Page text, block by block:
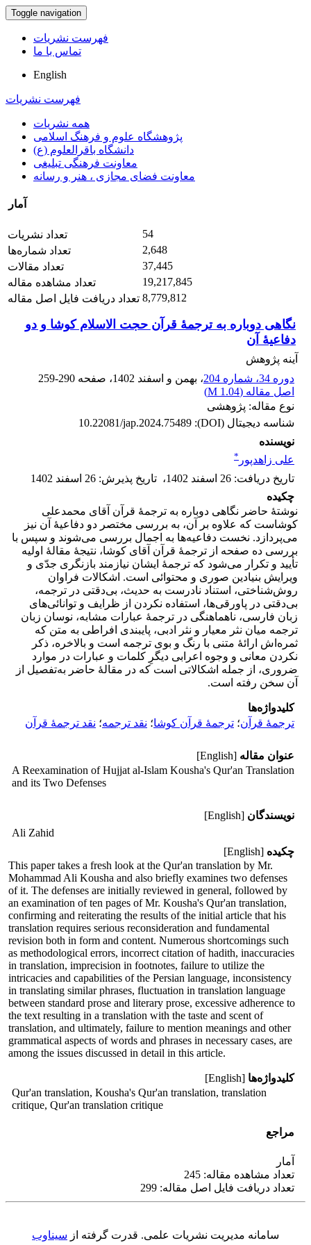
Toggle navigation
فهرست نشریات
تماس با ما
English
فهرست نشریات
همه نشریات
پژوهشگاه علوم و فرهنگ اسلامی
دانشگاه باقرالعلوم (ع)
معاونت فرهنگی تبلیغی
معاونت فضای مجازی ، هنر و رسانه
آمار
تعداد نشریات
54
تعداد شماره‌ها
2,648
تعداد مقالات
37,445
تعداد مشاهده مقاله
19,217,845
تعداد دریافت فایل اصل مقاله 8,779,812
نگاهی دوباره به ترجمۀ قرآن حجت الاسلام کوشا و دو
دفاعیۀ آن
آینه پژوهش
دوره 34، شماره 204
، بهمن و اسفند 1402 ، صفحه 259-290
اصل مقاله (1.04 M
)
نوع مقاله: پژوهشی
شناسه دیجیتال (DOI):
10.22081/jap.2024.75489
نویسنده
علی زاهدپور *
تاریخ دریافت: 26 اسفند 1402 ، تاریخ پذیرش: 26 اسفند 1402
چکیده
نوشتۀ حاضر نگاهی دوباره به ترجمۀ قرآن آقای محمدعلی
کوشاست که علاوه بر آن، به بررسی مختصر دو دفاعیۀ آن نیز
می‌پردازد. نخست دفاعیه‌ها به اجمال بررسی می‌شوند و سپس با
بررسی ده صفحه از ترجمۀ قرآن آقای کوشا، نتیجۀ مقالۀ اولیه
تأیید و تکرار می‌شود که ترجمۀ ایشان نیازمند بازنگری جدّی و
ویرایش بنیادین صوری و محتوائی است. اشکالات فراوان
روش‌شناختی، استناد نادرست به حدیث، بی‌دقتی در ترجمه،
بی‌دقتی در پاورقی‌ها، استفاده نکردن از ظرایف و توانائی‌های
زبان فارسی، ناهماهنگی در ترجمۀ عبارات مشابه، نوسان زبان
ترجمه میان نثر معیار و نثر ادبی، پایبندی افراطی به متن که
ثمره‌اش ارائۀ متنی با رنگ و بوی ترجمه است و بالاخره، ذکر
نکردن معانی و وجوه اعرابی دیگرِ کلمات و عبارات در موارد
ضروری، از جمله اشکالاتی است که در مقالۀ حاضر به‌تفصیل از
آن سخن رفته است.
کلیدواژه‌ها
ترجمۀ قرآن؛ ترجمۀ قرآن کوشا؛ نقد ترجمه؛ نقد ترجمۀ قرآن
عنوان مقاله [English]
A Reexamination of Hujjat al-Islam Kousha's Qur'an Translation
and its Two Defenses
نویسندگان [English]
Ali Zahid
چکیده [English]
This paper takes a fresh look at the Qur'an translation by Mr.
Mohammad Ali Kousha and also briefly examines two defenses
of it. The defenses are initially reviewed in general, followed by
an examination of ten pages of Mr. Kousha's Qur'an translation,
confirming and reiterating the results of the initial article that his
translation requires serious reconsideration and fundamental
revision both in form and content. Numerous shortcomings such
as methodological errors, incorrect citation of hadith, inaccuracies
in translation, imprecision in footnotes, failure to utilize the
intricacies and capabilities of the Persian language, inconsistency
in translating similar phrases, fluctuation in translation language
between standard prose and literary prose, excessive adherence to
the text resulting in a translation with the taste and scent of
translation, and ultimately, failure to mention meanings and other
grammatical aspects of words and phrases in necessary cases, are
among the issues discussed in detail in this article.
کلیدواژه‌ها [English]
Qur'an translation, Kousha's Qur'an translation, translation
critique, Qur'an translation critique
مراجع
آمار
تعداد مشاهده مقاله: 245
تعداد دریافت فایل اصل مقاله: 299
سامانه مدیریت نشریات علمی. قدرت گرفته از سیناوب